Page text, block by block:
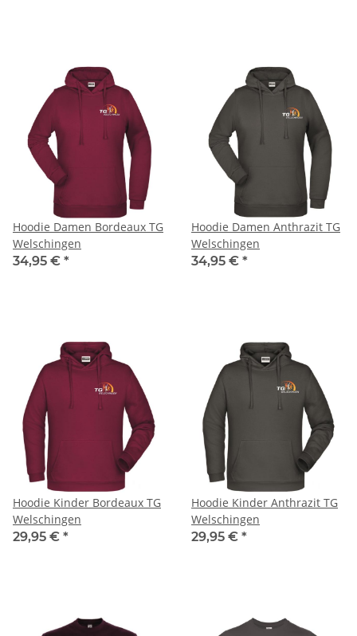
Hoodie Damen Bordeaux TG
Welschingen
34,95 € *
Hoodie Damen Anthrazit TG
Welschingen
34,95 € *
Hoodie Kinder Bordeaux TG
Welschingen
29,95 € *
Hoodie Kinder Anthrazit TG
Welschingen
29,95 € *